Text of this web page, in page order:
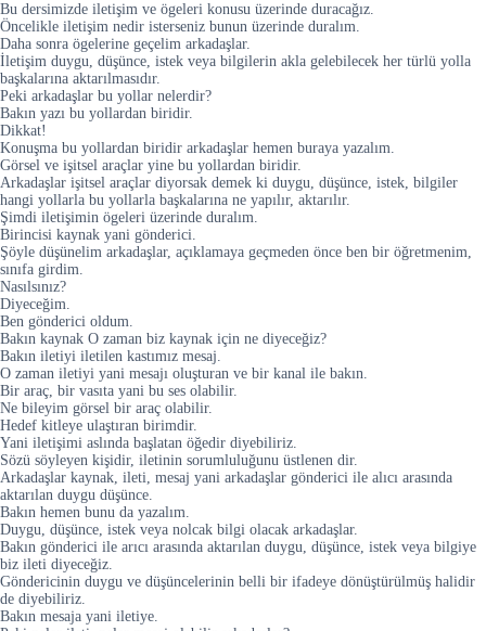
Bu dersimizde iletişim ve ögeleri konusu üzerinde duracağız.
Öncelikle iletişim nedir isterseniz bunun üzerinde duralım.
Daha sonra ögelerine geçelim arkadaşlar.
İletişim duygu, düşünce, istek veya bilgilerin akla gelebilecek her türlü yolla
başkalarına aktarılmasıdır.
Peki arkadaşlar bu yollar nelerdir?
Bakın yazı bu yollardan biridir.
Dikkat!
Konuşma bu yollardan biridir arkadaşlar hemen buraya yazalım.
Görsel ve işitsel araçlar yine bu yollardan biridir.
Arkadaşlar işitsel araçlar diyorsak demek ki duygu, düşünce, istek, bilgiler
hangi yollarla bu yollarla başkalarına ne yapılır, aktarılır.
Şimdi iletişimin ögeleri üzerinde duralım.
Birincisi kaynak yani gönderici.
Şöyle düşünelim arkadaşlar, açıklamaya geçmeden önce ben bir öğretmenim,
sınıfa girdim.
Nasılsınız?
Diyeceğim.
Ben gönderici oldum.
Bakın kaynak O zaman biz kaynak için ne diyeceğiz?
Bakın iletiyi iletilen kastımız mesaj.
O zaman iletiyi yani mesajı oluşturan ve bir kanal ile bakın.
Bir araç, bir vasıta yani bu ses olabilir.
Ne bileyim görsel bir araç olabilir.
Hedef kitleye ulaştıran birimdir.
Yani iletişimi aslında başlatan öğedir diyebiliriz.
Sözü söyleyen kişidir, iletinin sorumluluğunu üstlenen dir.
Arkadaşlar kaynak, ileti, mesaj yani arkadaşlar gönderici ile alıcı arasında
aktarılan duygu düşünce.
Bakın hemen bunu da yazalım.
Duygu, düşünce, istek veya nolcak bilgi olacak arkadaşlar.
Bakın gönderici ile arıcı arasında aktarılan duygu, düşünce, istek veya bilgiye
biz ileti diyeceğiz.
Göndericinin duygu ve düşüncelerinin belli bir ifadeye dönüştürülmüş halidir
de diyebiliriz.
Bakın mesaja yani iletiye.